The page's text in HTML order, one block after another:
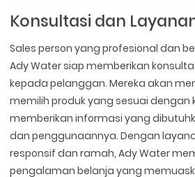
Konsultasi dan
Sales person yang profesional dan
Ady Water siap memberikan
kepada pelanggan. Mereka akan
memilih produk yang sesuai dengan
memberikan informasi yang
dan penggunaannya. Dengan
responsif dan ramah, Ady Water
pengalaman belanja yang